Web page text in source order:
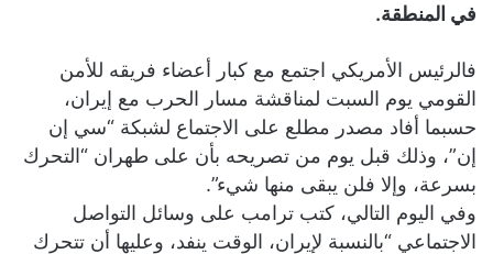
في المنطقة.
فالرئيس الأمريكي اجتمع مع كبار أعضاء فريقه للأمن
القومي يوم السبت لمناقشة مسار الحرب مع إيران،
حسبما أفاد مصدر مطلع على الاجتماع لشبكة “سي إن
إن”، وذلك قبل يوم من تصريحه بأن على طهران “التحرك
بسرعة، وإلا فلن يبقى منها شيء”.
وفي اليوم التالي، كتب ترامب على وسائل التواصل
الاجتماعي “بالنسبة لإيران، الوقت ينفد، وعليها أن تتحرك